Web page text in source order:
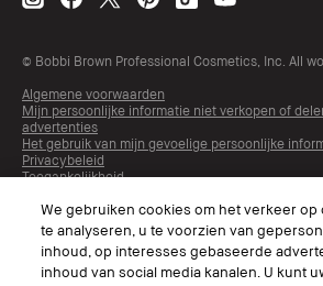
© Bobbi Brown Professional Cosmetics, Inc. All
Algemene voorwaarden
Mijn persoonlijke informatie niet verkopen of
advertenties
Het gebruik van mijn gevoelige persoonlijke
Privacybeleid
Toegankelijkheid
We gebruiken cookies om het verkeer op
te analyseren, u te voorzien van
inhoud, op interesses gebaseerde
inhoud van social media kanalen. U kunt